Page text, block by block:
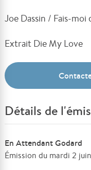
Joe Dassin / Fais-
Extrait Die My Love
Détails de
En Attendant Godard
Émission du mardi 2